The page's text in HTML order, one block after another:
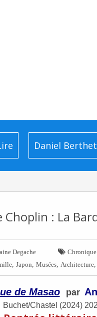
Daniel Berthet
: La
Degache 
Japon Musées Architecture
de Masao par
Buchet/Chastel (2024)